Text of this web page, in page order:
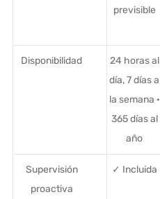
previsible
Disponibilidad
24 horas al
día, 7 días a
la semana ·
365 días al
año
Supervisión
proactiva
✓ Incluida